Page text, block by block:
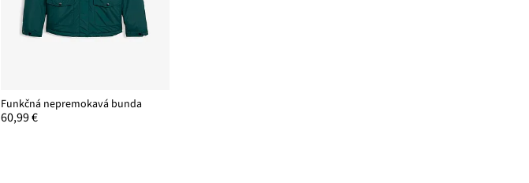
Funkčná nepremokavá bunda
60,99 €